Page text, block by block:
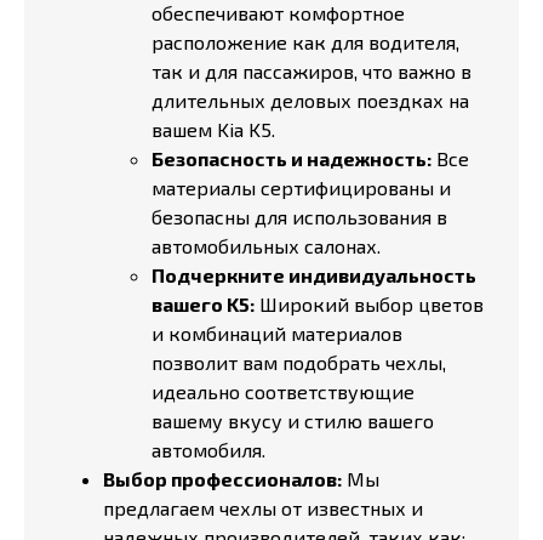
обеспечивают комфортное
расположение как для водителя,
так и для пассажиров, что важно в
длительных деловых поездках на
вашем Kia K5.
Безопасность и надежность: Все
материалы сертифицированы и
безопасны для использования в
автомобильных салонах.
Подчеркните индивидуальность
вашего K5: Широкий выбор цветов
и комбинаций материалов
позволит вам подобрать чехлы,
идеально соответствующие
вашему вкусу и стилю вашего
автомобиля.
Выбор профессионалов: Мы
предлагаем чехлы от известных и